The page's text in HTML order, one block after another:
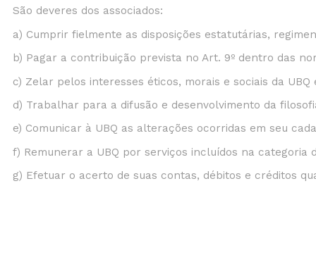
São deveres dos associados:
a) Cumprir fielmente as disposições estatutárias,
b) Pagar a contribuição prevista no Art. 9º dentro das
c) Zelar pelos interesses éticos, morais e sociais da
d) Trabalhar para a difusão e desenvolvimento da
e) Comunicar à UBQ as alterações ocorridas em seu
f) Remunerar a UBQ por serviços incluídos na
g) Efetuar o acerto de suas contas, débitos e créditos